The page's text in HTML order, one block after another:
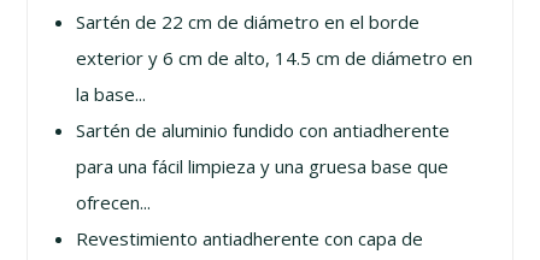
Sartén de 22 cm de diámetro en el borde
exterior y 6 cm de alto, 14.5 cm de diámetro en
la base...
Sartén de aluminio fundido con antiadherente
para una fácil limpieza y una gruesa base que
ofrecen...
Revestimiento antiadherente con capa de